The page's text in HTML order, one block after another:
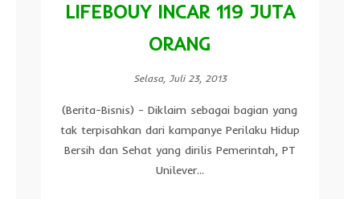
LIFEBOUY INCAR 119 JUTA
ORANG
Selasa, Juli 23, 2013
(Berita-Bisnis) - Diklaim sebagai bagian yang
tak terpisahkan dari kampanye Perilaku Hidup
Bersih dan Sehat yang dirilis Pemerintah, PT
Unilever...